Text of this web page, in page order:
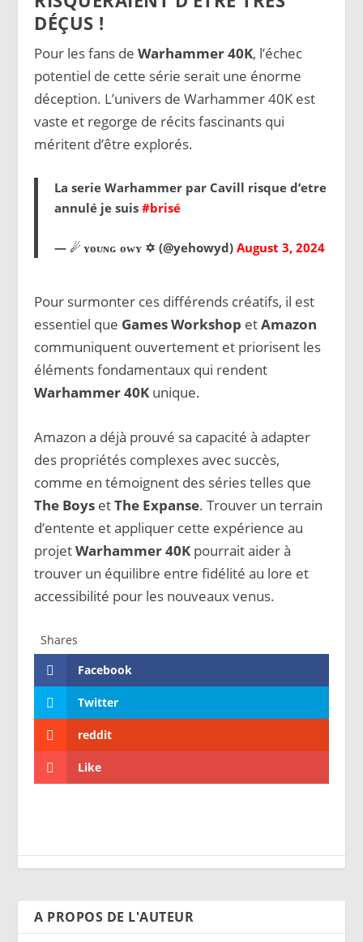
DÉÇUS !
Pour les fans deWarhammer 40K, l’échec
potentiel de cette série serait une énorme
déception. L’univers de Warhammer 40K est
vaste et regorge de récits fascinants qui
méritent d’être explorés.
La serie Warhammer par Cavill risque d’etre
annulé je suis#brisé
— ☄ ʏᴏᴜɴɢ ᴏᴡʏ ✡︎ (@yehowyd)August 3, 2024
Pour surmonter ces différends créatifs, il est
essentiel que Games Workshop etAmazon
communiquent ouvertement et priorisent les
éléments fondamentaux qui rendent
Warhammer 40K unique.
Amazon a déjà prouvé sa capacité à adapter
des propriétés complexes avec succès,
comme en témoignent des séries telles que
The Boys etThe Expanse. Trouver un terrain
d’entente et appliquer cette expérience au
projetWarhammer 40K pourrait aider à
trouver un équilibre entre fidélité au lore et
accessibilité pour les nouveaux venus.
Shares
Facebook
Twitter
reddit
Like
A PROPOS DE L'AUTEUR